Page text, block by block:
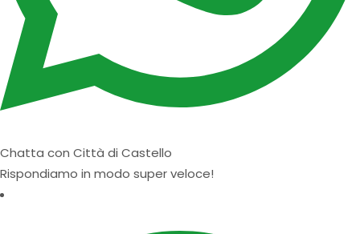
Chatta con Città di Castello
Rispondiamo in modo super veloce!